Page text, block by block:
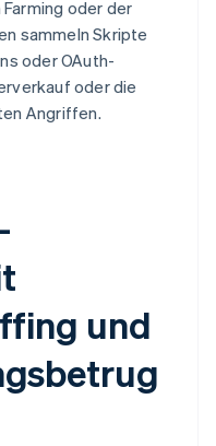
oder der
sammeln Skripte
oder OAuth-
oder die
Angriffen.
und